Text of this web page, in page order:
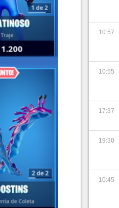
10:57
10:55
17:37
19:30
10:45